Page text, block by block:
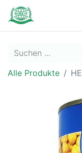
Alle Produkte